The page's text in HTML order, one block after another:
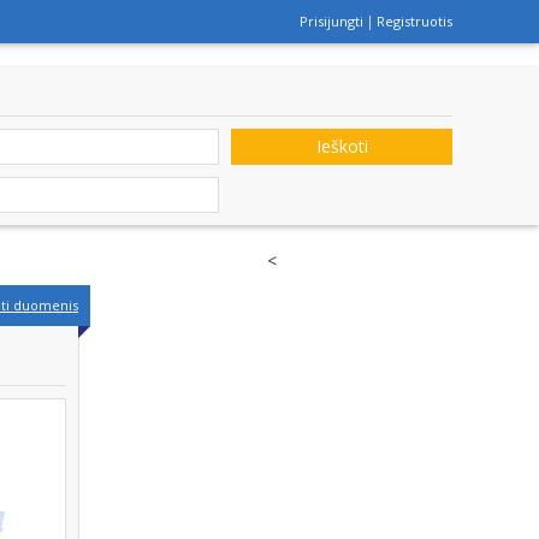
Prisijungti Registruotis
Ieškoti
duomenis
<